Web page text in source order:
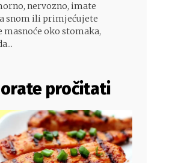
nervozno, imate
snom ili primjećujete
oko stomaka,
pročitati